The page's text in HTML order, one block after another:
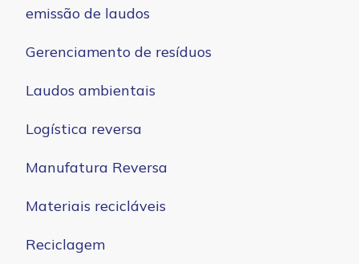
emissão de laudos
Gerenciamento de resíduos
Laudos ambientais
Logística reversa
Manufatura Reversa
Materiais recicláveis
Reciclagem